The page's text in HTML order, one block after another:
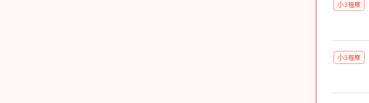
小3程度
小3程度